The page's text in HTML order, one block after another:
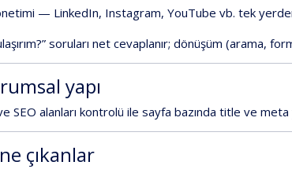
— LinkedIn, Instagram, YouTube vb. tek
soruları net cevaplanır; dönüşüm (arama,
yapı
SEO alanları kontrolü ile sayfa bazında title ve meta
çıkanlar